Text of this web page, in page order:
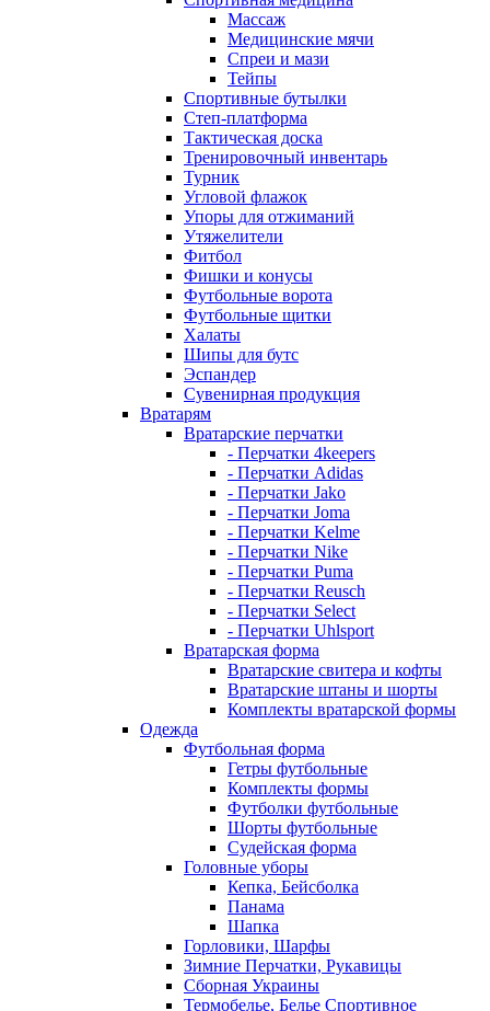
Массаж
Медицинские мячи
Спреи и мази
Тейпы
Спортивные бутылки
Степ-платформа
Тактическая доска
Тренировочный инвентарь
Турник
Угловой флажок
Упоры для отжиманий
Утяжелители
Фитбол
Фишки и конусы
Футбольные ворота
Футбольные щитки
Халаты
Шипы для бутс
Эспандер
Сувенирная продукция
Вратарям
Вратарские перчатки
- Перчатки 4keepers
- Перчатки Adidas
- Перчатки Jako
- Перчатки Joma
- Перчатки Kelme
- Перчатки Nike
- Перчатки Puma
- Перчатки Reusch
- Перчатки Select
- Перчатки Uhlsport
Вратарская форма
Вратарские свитера и кофты
Вратарские штаны и шорты
Комплекты вратарской формы
Одежда
Футбольная форма
Гетры футбольные
Комплекты формы
Футболки футбольные
Шорты футбольные
Судейская форма
Головные уборы
Кепка, Бейсболка
Панама
Шапка
Горловики, Шарфы
Зимние Перчатки, Рукавицы
Сборная Украины
Термобелье, Белье Спортивное